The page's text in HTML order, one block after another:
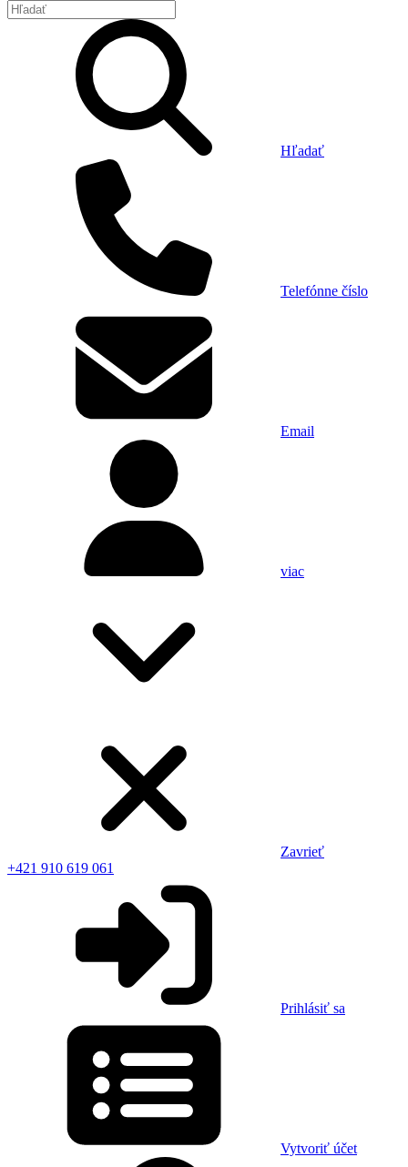
Hľadať
Telefónne číslo
Email
viac
Zavrieť
+421 910 619 061
Prihlásiť sa
Vytvoriť účet